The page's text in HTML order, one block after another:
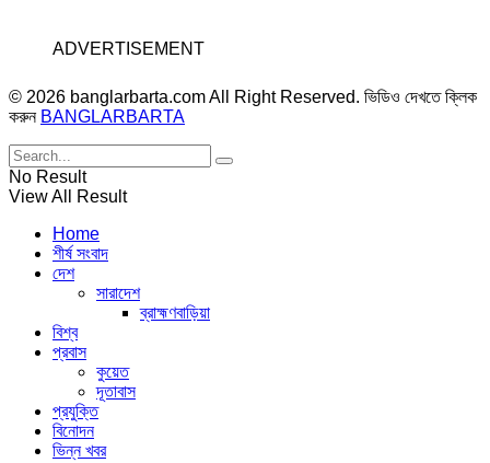
ADVERTISEMENT
© 2026 banglarbarta.com All Right Reserved. ভিডিও দেখতে ক্লিক
করুন BANGLARBARTA
No Result
View All Result
Home
শীর্ষ সংবাদ
দেশ
সারাদেশ
ব্রাহ্মণবাড়িয়া
বিশ্ব
প্রবাস
কুয়েত
দূতাবাস
প্রযুক্তি
বিনোদন
ভিন্ন খবর